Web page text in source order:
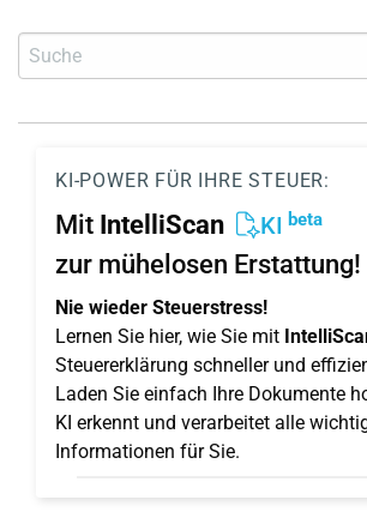
KI-POWER FÜR IHRE STEUER:
Mit IntelliScan KI beta
zur mühelosen Erstattung!
Nie wieder Steuerstress!
Lernen Sie hier, wie Sie mit
Steuererklärung schneller und
Laden Sie einfach Ihre Dokumente
KI erkennt und verarbeitet alle
Informationen für Sie.